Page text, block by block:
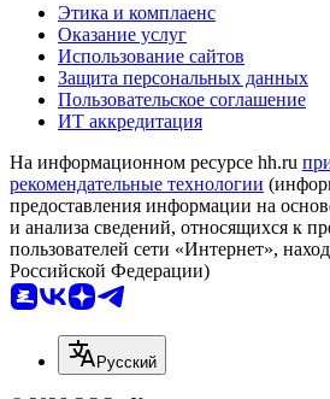
Этика и комплаенс
Оказание услуг
Использование сайтов
Защита персональных данных
Пользовательское соглашение
ИТ аккредитация
На информационном ресурсе hh.ru
рекомендательные технологии
предоставления информации на
и анализа сведений, относящихся к
пользователей сети «Интернет»,
Российской Федерации)
Русский